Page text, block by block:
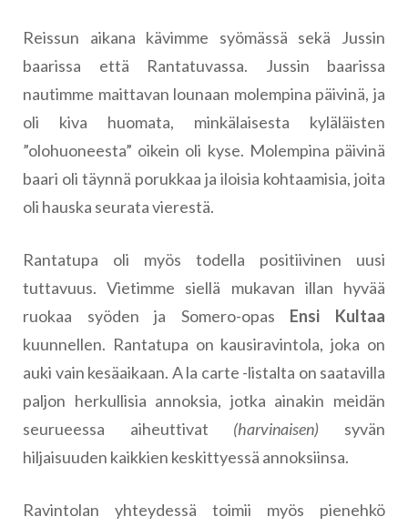
Reissun aikana kävimme syömässä sekä Jussin
baarissa että Rantatuvassa. Jussin baarissa
nautimme maittavan lounaan molempina päivinä, ja
oli kiva huomata, minkälaisesta kyläläisten
”olohuoneesta” oikein oli kyse. Molempina päivinä
baari oli täynnä porukkaa ja iloisia kohtaamisia, joita
oli hauska seurata vierestä.
Rantatupa oli myös todella positiivinen uusi
tuttavuus. Vietimme siellä mukavan illan hyvää
ruokaa syöden ja Somero-opas Ensi Kultaa
kuunnellen. Rantatupa on kausiravintola, joka on
auki vain kesäaikaan. A la carte -listalta on saatavilla
paljon herkullisia annoksia, jotka ainakin meidän
seurueessa aiheuttivat (harvinaisen) syvän
hiljaisuuden kaikkien keskittyessä annoksiinsa.
Ravintolan yhteydessä toimii myös pienehkö